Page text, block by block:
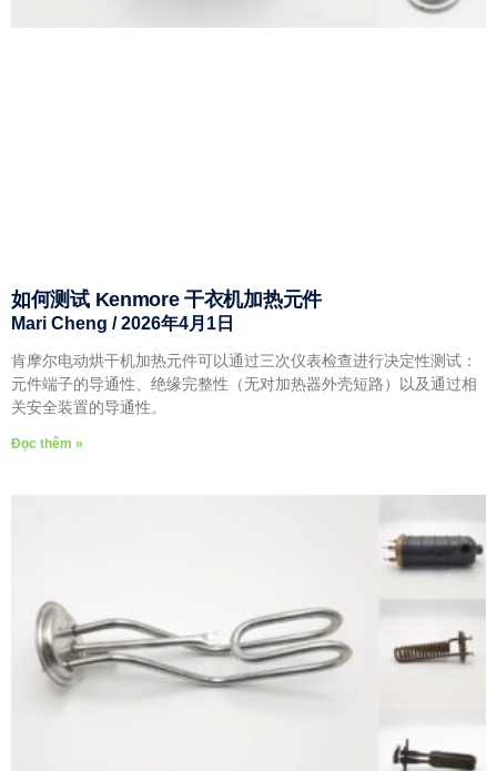
如何测试 Kenmore 干衣机加热元件
Mari Cheng 2026年4月1日
肯摩尔电动烘干机加热元件可以通过三次仪表检查进行决定性测试：
元件端子的导通性、绝缘完整性（无对加热器外壳短路）以及通过相
关安全装置的导通性。
Đọc thêm »